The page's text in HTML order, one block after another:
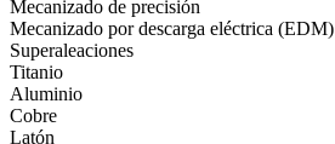
Mecanizado de precisión
Mecanizado por descarga eléctrica (EDM)
Superaleaciones
Titanio
Aluminio
Cobre
Latón